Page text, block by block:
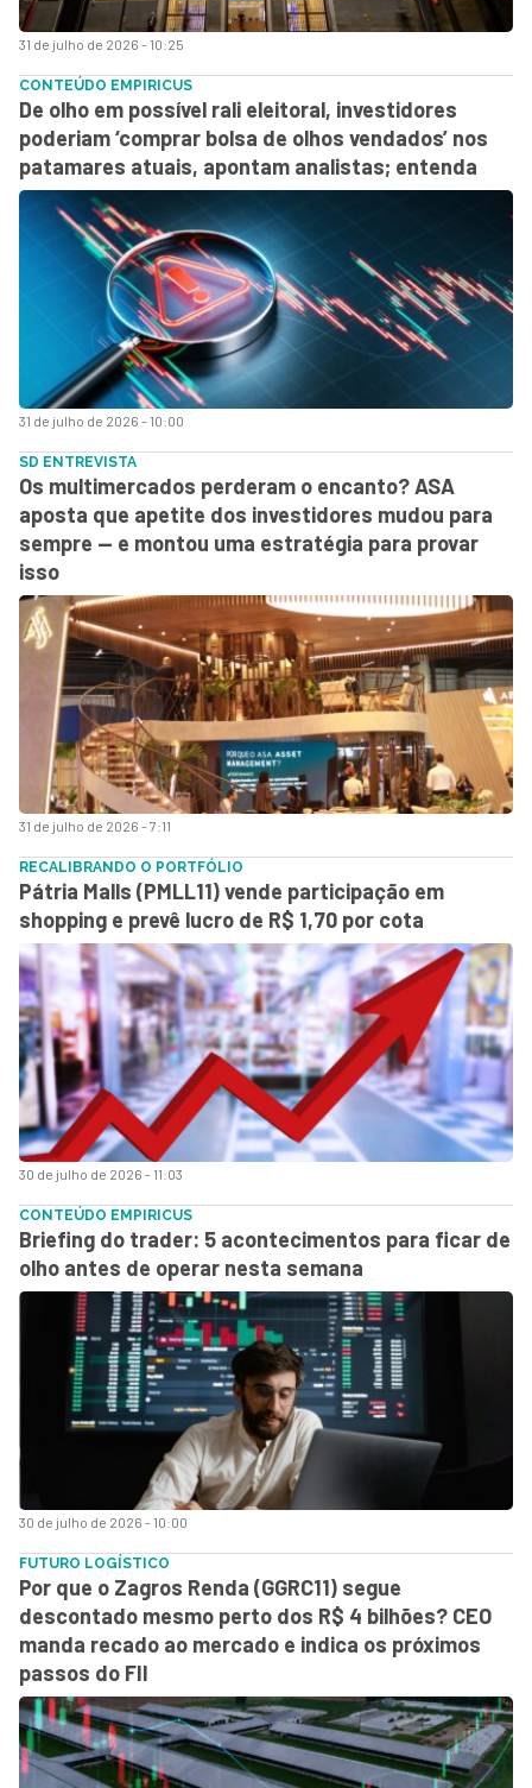
31 de julho de 2026 - 10:25
31 de julho de 2026 - 10:00
CONTEÚDO EMPIRICUS
De olho em possível rali eleitoral, investidores
poderiam ‘comprar bolsa de olhos vendados’ nos
patamares atuais, apontam analistas; entenda
31 de julho de 2026 - 7:11
SD ENTREVISTA
Os multimercados perderam o encanto? ASA
aposta que apetite dos investidores mudou para
sempre — e montou uma estratégia para provar
isso
30 de julho de 2026 - 11:03
RECALIBRANDO O PORTFÓLIO
Pátria Malls (PMLL11) vende participação em
shopping e prevê lucro de R$ 1,70 por cota
30 de julho de 2026 - 10:00
CONTEÚDO EMPIRICUS
Briefing do trader: 5 acontecimentos para ficar de
olho antes de operar nesta semana
FUTURO LOGÍSTICO
Por que o Zagros Renda (GGRC11) segue
descontado mesmo perto dos R$ 4 bilhões? CEO
manda recado ao mercado e indica os próximos
passos do FII